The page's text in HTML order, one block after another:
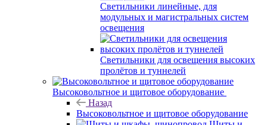
Светильники линейные, для
модульных и магистральных систем
освещения
Светильники для освещения высоких
пролётов и туннелей
Высоковольтное и щитовое оборудование
Назад
Высоковольтное и щитовое оборудование